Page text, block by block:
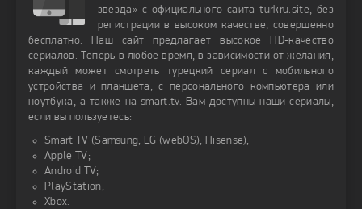
звезда» с официального сайта turkru.site, без
регистрации в высоком качестве, совершенно
бесплатно. Наш сайт предлагает высокое HD-качество
сериалов. Теперь в любое время, в зависимости от желания,
каждый может смотреть турецкий сериал с мобильного
устройства и планшета, с персонального компьютера или
ноутбука, а также на smart.tv. Вам доступны наши сериалы,
если вы пользуетесь:
Smart TV (Samsung; LG (webOS); Hisense);
Apple TV;
Android TV;
PlayStation;
Xbox.